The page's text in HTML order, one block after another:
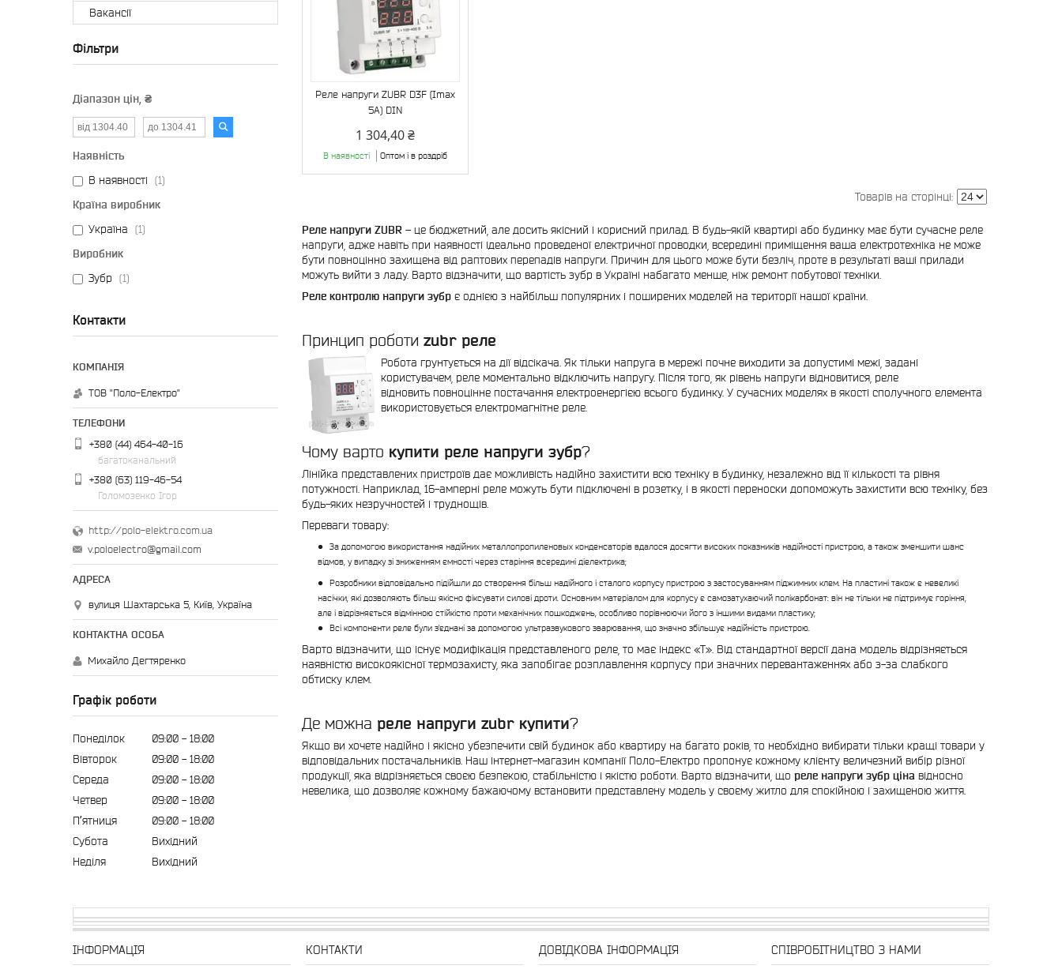
Реле напруги ZUBR D3F (Imax
5A) DIN
1 304,40 ₴
В наявності Оптом і в роздріб
Реле напруги ZUBR – це бюджетний, але досить якісний і корисний прилад. В будь-якій квартирі або будинку має бути сучасне реле
напруги, адже навіть при наявності ідеально проведеної електричної проводки, всередині приміщення ваша електротехніка не може
бути повноцінно захищена від раптових перепадів напруги. Причин для цього може бути безліч, проте в результаті ваші прилади
можуть вийти з ладу. Варто відзначити, що вартість зубр в Україні набагато менше, ніж ремонт побутової техніки.
Реле контролю напруги зубр є однією з найбільш популярних і поширених моделей на території нашої країни.
Принцип роботи zubr реле
Робота грунтується на дії відсікача. Як тільки напруга в мережі почне виходити за допустимі межі, задані
користувачем, реле моментально відключить напругу. Після того, як рівень напруги відновитися, реле
відновить повноцінне постачання електроенергією всього будинку. У сучасних моделях в якості сполучного елемента
використовується електромагнітне реле.
Чому варто купити реле напруги зубр?
Лінійка представлених пристроїв дає можливість надійно захистити всю техніку в будинку, незалежно від її кількості та рівня
потужності. Наприклад, 16-амперні реле можуть бути підключені в розетку, і в якості переноски допоможуть захистити всю техніку, без
будь-яких незручностей і труднощів.
Переваги товару:
За допомогою використання надійних металлопропиленовых конденсаторів вдалося досягти високих показників надійності пристрою, а також зменшити шанс
відмов, у випадку зі зниженням ємності через старіння всередині діелектрика;
Розробники відповідально підійшли до створення більш надійного і сталого корпусу пристрою з застосуванням піджимних клем. На пластині також є невеликі
насічки, які дозволяють більш якісно фіксувати силові дроти. Основним матеріалом для корпусу є самозатухаючий полікарбонат: він не тільки не підтримує горіння,
але і відрізняється відмінною стійкістю проти механічних пошкоджень, особливо порівнюючи його з іншими видами пластику;
Всі компоненти реле були з'єднані за допомогою ультразвукового зварювання, що значно збільшує надійність пристрою.
Варто відзначити, що існує модифікація представленого реле, то має індекс «Т». Від стандартної версії дана модель відрізняється
наявністю високоякісної термозахисту, яка запобігає розплавлення корпусу при значних перевантаженнях або з-за слабкого
обтиску клем.
Де можна реле напруги zubr купити?
Якщо ви хочете надійно і якісно убезпечити свій будинок або квартиру на багато років, то необхідно вибирати тільки кращі товари у
відповідальних постачальників. Наш інтернет-магазин компанії Поло-Електро пропонує кожному клієнту величезний вибір різної
продукції, яка відрізняється своєю безпекою, стабільністю і якістю роботи. Варто відзначити, що реле напруги зубр ціна відносно
невелика, що дозволяє кожному бажаючому встановити представлену модель у своєму житло для спокійною і захищеною життя.
Вакансії
Фільтри
Діапазон цін, ₴
Наявність
В наявності
1
Країна виробник
Україна
1
Виробник
Зубр
1
Контакти
ТОВ "Поло-Електро"
+380 (44) 464-40-16
багатоканальний
+380 (63) 119-46-54
Голомозенко Ігор
http://polo-elektro.com.ua
v.poloelectro@gmail.com
вулиця Шахтарська 5, Київ, Україна
Михайло Дегтяренко
Графік роботи
Понеділок 09:00
18:00
Вівторок
09:00
18:00
Середа
09:00
18:00
Четвер
09:00
18:00
Пʼятниця
09:00
18:00
Субота
Вихідний
Неділя
Вихідний
ІНФОРМАЦІЯ КОНТАКТИ ДОВІДКОВА ІНФОРМАЦІЯ СПІВРОБІТНИЦТВО З НАМИ